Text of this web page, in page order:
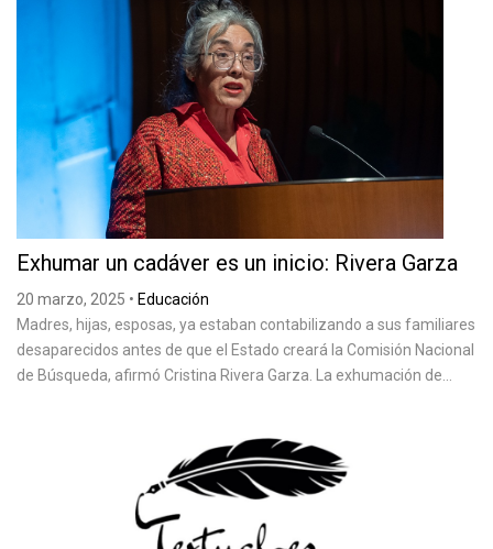
Exhumar un cadáver es un inicio: Rivera Garza
20 marzo, 2025 • Educación
Madres, hijas, esposas, ya estaban contabilizando a sus familiares
desaparecidos antes de que el Estado creará la Comisión Nacional
de Búsqueda, afirmó Cristina Rivera Garza. La exhumación de...